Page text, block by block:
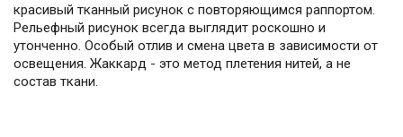
красивый тканный рисунок с повторяющимся раппортом.
Рельефный рисунок всегда выглядит роскошно и
утонченно. Особый отлив и смена цвета в зависимости от
освещения. Жаккард - это метод плетения нитей, а не
состав ткани.